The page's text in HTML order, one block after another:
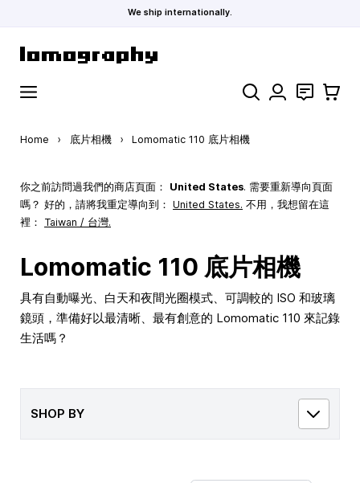
We ship internationally.
Search 聯絡 購物車
Home › 底片相機 › Lomomatic 110 底片相機
你之前訪問過我們的商店頁面： United States. 需要重新導向頁面
嗎？ 好的，請將我重定導向到： United States. 不用，我想留在這
裡： Taiwan / 台灣.
Lomomatic 110 底片相機
具有自動曝光、白天和夜間光圈模式、可調較的 ISO 和玻璃
鏡頭，準備好以最清晰、最有創意的 Lomomatic 110 來記錄
生活嗎？
SHOP BY